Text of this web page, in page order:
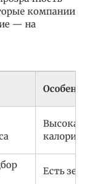
компании
— на
Высокая
Есть